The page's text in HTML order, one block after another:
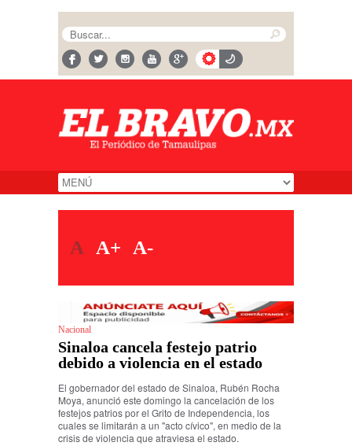
A A+ A-
Nacional
Sinaloa cancela festejo patrio
debido a violencia en el estado
El gobernador del estado de Sinaloa, Rubén Rocha
Moya, anunció este domingo la cancelación de los
festejos patrios por el Grito de Independencia, los
cuales se limitarán a un "acto cívico", en medio de la
crisis de violencia que atraviesa el estado.